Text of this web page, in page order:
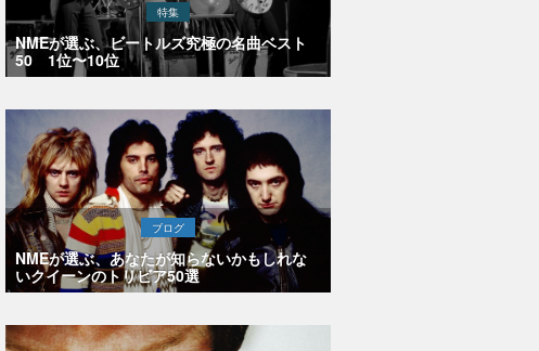
特集
NMEが選ぶ、ビートルズ究極の名曲ベスト
50 1位〜10位
ブログ
NMEが選ぶ、あなたが知らないかもしれな
いクイーンのトリビア50選